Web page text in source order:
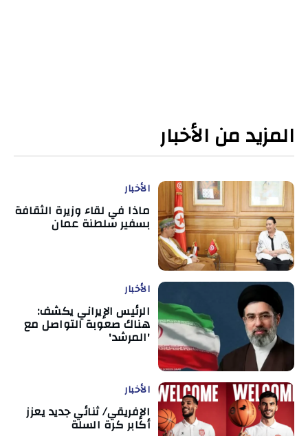
المزيد من الأخبار
الأخبار
ماذا في لقاء وزيرة الثقافة
بسفير سلطنة عمان
الأخبار
الرئيس الإيراني يكشف:
هناك صعوبة التواصل مع
'المرشد'
الأخبار
الإفريقي/ ثنائي جديد يعزز
أكابر كرة السلة